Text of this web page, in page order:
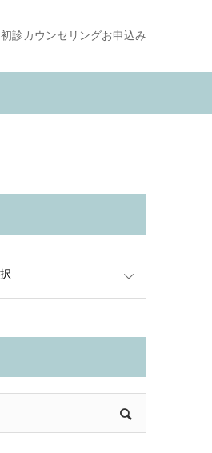
初診カウンセリングお申込み